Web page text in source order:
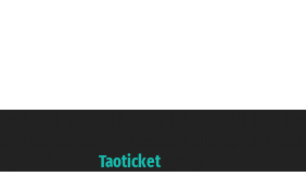
Taoticket